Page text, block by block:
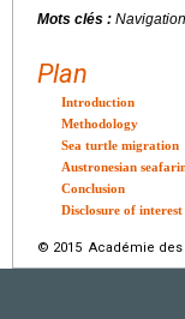
Mots clés :
Plan
Introduction
Methodology
Sea turtle migration
Austronesian
Conclusion
Disclosure of interest
© 2015 Académie des